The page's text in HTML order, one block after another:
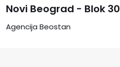
Novi Beograd - Blok 30
Agencija Beostan